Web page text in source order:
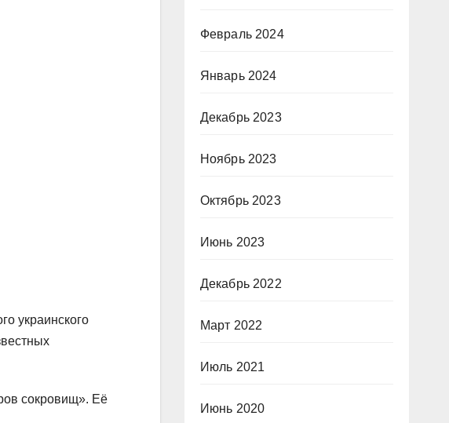
украинского
сокровищ». Её
Февраль 2024
Январь 2024
Декабрь 2023
Ноябрь 2023
Октябрь 2023
Июнь 2023
Декабрь 2022
Март 2022
Июль 2021
Июнь 2020